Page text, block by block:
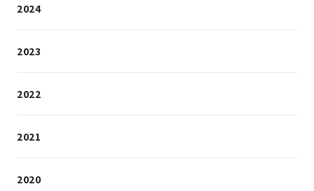
2024
2023
2022
2021
2020